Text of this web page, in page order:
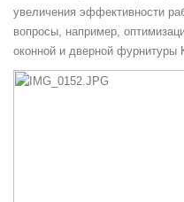
увеличения эффективности
вопросы, например,
оконной и дверной фурнитуры